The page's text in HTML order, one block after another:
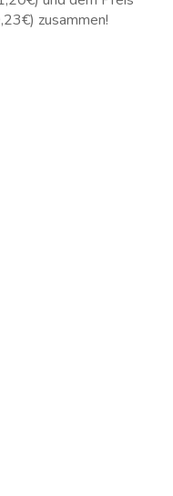
zusammen!